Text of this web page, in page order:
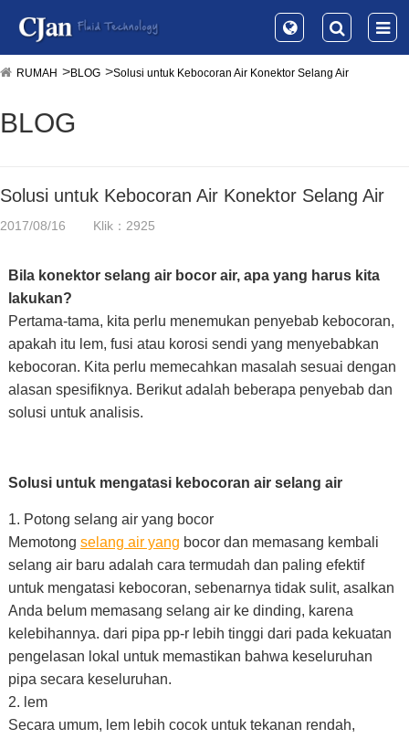
RUMAH BLOG Solusi untuk Kebocoran Air Konektor Selang Air
BLOG
Solusi untuk Kebocoran Air Konektor Selang Air
2017/08/16 Klik：2925
Bila konektor selang air bocor air, apa yang harus kita
lakukan?
Pertama-tama, kita perlu menemukan penyebab kebocoran,
apakah itu lem, fusi atau korosi sendi yang menyebabkan
kebocoran. Kita perlu memecahkan masalah sesuai dengan
alasan spesifiknya. Berikut adalah beberapa penyebab dan
solusi untuk analisis.
Solusi untuk mengatasi kebocoran air selang air
1. Potong selang air yang bocor
Memotong selang air yang bocor dan memasang kembali
selang air baru adalah cara termudah dan paling efektif
untuk mengatasi kebocoran, sebenarnya tidak sulit, asalkan
Anda belum memasang selang air ke dinding, karena
kelebihannya. dari pipa pp-r lebih tinggi dari pada kekuatan
pengelasan lokal untuk memastikan bahwa keseluruhan
pipa secara keseluruhan.
2. lem
Secara umum, lem lebih cocok untuk tekanan rendah,